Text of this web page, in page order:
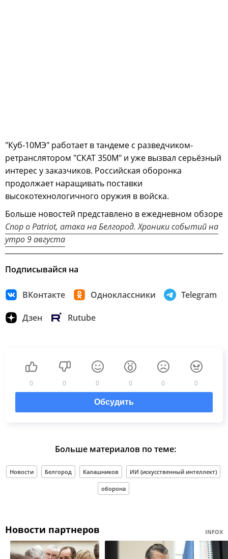
"Куб-10МЭ" работает в тандеме с разведчиком-
ретранслятором "СКАТ 350М" и уже вызвал серьёзный
интерес у заказчиков. Российская оборонка
продолжает наращивать поставки
высокотехнологичного оружия в войска.
Больше новостей представлено в ежедневном обзоре
Спор о Patriot, атака на Белгород. Хроники событий на
утро 9 августа
Подписывайся на
ВКонтакте Одноклассники Telegram
Дзен Rutube
0 0 0 0 0 0
Обсудить
Больше материалов по теме:
Новости Белгород Калашников ИИ (искусственный интеллект)
оборона
Новости партнеров INFOX